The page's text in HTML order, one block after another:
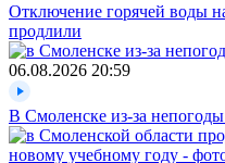
Отключение горячей воды
продлили
06.08.2026 20:59
В Смоленске из-за